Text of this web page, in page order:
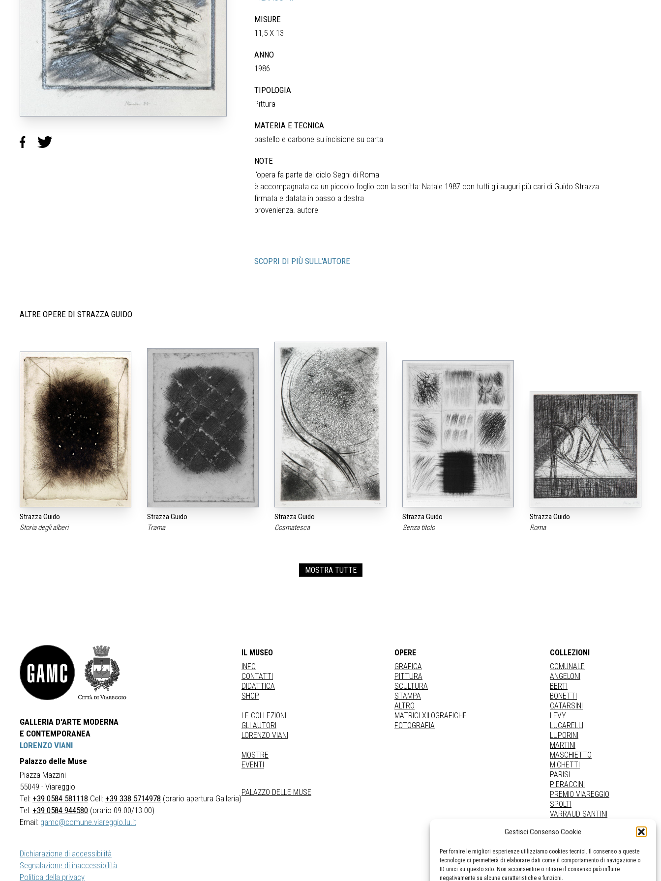
Gestisci Consenso Cookie
Per fornire le migliori esperienze utilizziamo cookies tecnici. Il consenso a queste
tecnologie ci permetterà di elaborare dati come il comportamento di navigazione o
ID unici su questo sito. Non acconsentire o ritirare il consenso può influire
negativamente su alcune caratteristiche e funzioni.
MISURE
11,5 X 13
ANNO
1986
TIPOLOGIA
Pittura
MATERIA E TECNICA
pastello e carbone su incisione su carta
NOTE
l‘opera fa parte del ciclo Segni di Roma
è accompagnata da un piccolo foglio con la scritta: Natale 1987 con tutti gli auguri più cari di Guido Strazza
firmata e datata in basso a destra
provenienza. autore
SCOPRI DI PIÙ SULL'AUTORE
ALTRE OPERE DI STRAZZA GUIDO
Strazza Guido
Storia degli alberi
Strazza Guido
Trama
Strazza Guido
Cosmatesca
Strazza Guido
Senza titolo
Strazza Guido
Roma
MOSTRA TUTTE
GALLERIA D'ARTE MODERNA
E CONTEMPORANEA
LORENZO VIANI
Palazzo delle Muse
Piazza Mazzini
55049 - Viareggio
Tel: +39 0584 581118 Cell: +39 338 5714978 (orario apertura Galleria)
Tel: +39 0584 944580 (orario 09.00/13.00)
Email: gamc@comune.viareggio.lu.it
Dichiarazione di accessibilità
Segnalazione di inaccessibilità
Politica della privacy
IL MUSEO
INFO
CONTATTI
DIDATTICA
SHOP
LE COLLEZIONI
GLI AUTORI
LORENZO VIANI
MOSTRE
EVENTI
PALAZZO DELLE MUSE
OPERE
GRAFICA
PITTURA
SCULTURA
STAMPA
ALTRO
MATRICI XILOGRAFICHE
FOTOGRAFIA
COLLEZIONI
COMUNALE
ANGELONI
BERTI
BONETTI
CATARSINI
LEVY
LUCARELLI
LUPORINI
MARTINI
MASCHIETTO
MICHETTI
PARISI
PIERACCINI
PREMIO VIAREGGIO
SPOLTI
VARRAUD SANTINI